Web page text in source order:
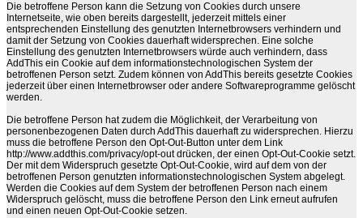
Die betroffene Person kann die Setzung von Cookies durch unsere
Internetseite, wie oben bereits dargestellt, jederzeit mittels einer
entsprechenden Einstellung des genutzten Internetbrowsers verhindern und
damit der Setzung von Cookies dauerhaft widersprechen. Eine solche
Einstellung des genutzten Internetbrowsers würde auch verhindern, dass
AddThis ein Cookie auf dem informationstechnologischen System der
betroffenen Person setzt. Zudem können von AddThis bereits gesetzte Cookies
jederzeit über einen Internetbrowser oder andere Softwareprogramme gelöscht
werden.
Die betroffene Person hat zudem die Möglichkeit, der Verarbeitung von
personenbezogenen Daten durch AddThis dauerhaft zu widersprechen. Hierzu
muss die betroffene Person den Opt-Out-Button unter dem Link
http://www.addthis.com/privacy/opt-out drücken, der einen Opt-Out-Cookie setzt.
Der mit dem Widerspruch gesetzte Opt-Out-Cookie, wird auf dem von der
betroffenen Person genutzten informationstechnologischen System abgelegt.
Werden die Cookies auf dem System der betroffenen Person nach einem
Widerspruch gelöscht, muss die betroffene Person den Link erneut aufrufen
und einen neuen Opt-Out-Cookie setzen.